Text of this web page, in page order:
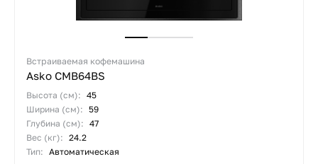
Встраиваемая кофемашина
Asko CMB64BS
Высота (см): 45
Ширина (см): 59
Глубина (см): 47
Вес (кг): 24.2
Тип: Автоматическая